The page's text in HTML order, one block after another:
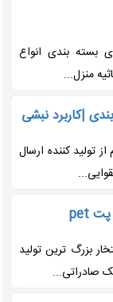
بندی انواع
منزل...
|کاربرد نبشی
خرید مستقیم از تولید کننده ارسال
بزرگ ترین تولید
صادراتی...